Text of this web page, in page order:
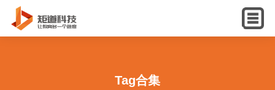
English
Tag合集